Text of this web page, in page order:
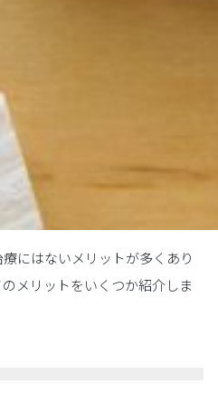
にはないメリットが多くあり
メリットをいくつか紹介しま